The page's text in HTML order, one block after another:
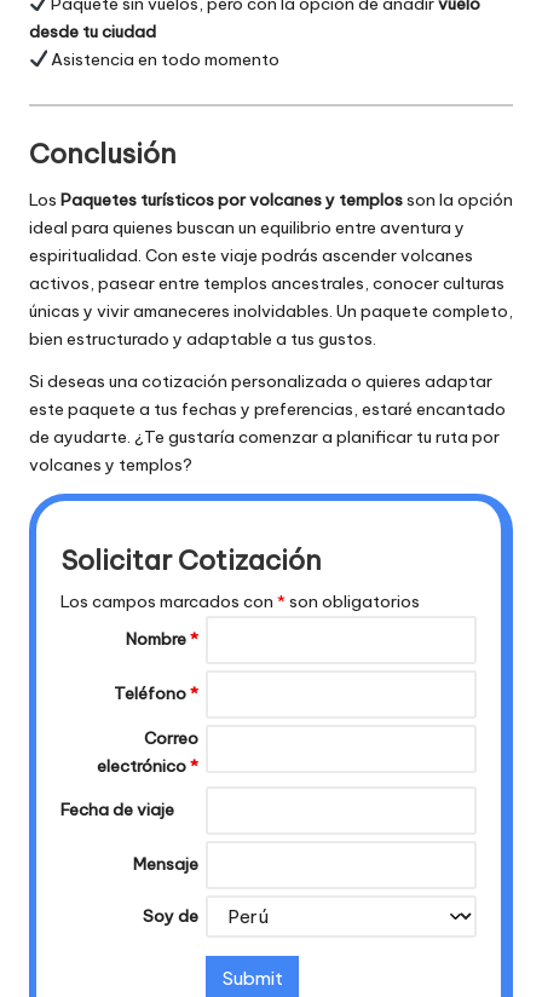
desde tu ciudad
Asistencia en todo momento
Conclusión
Los Paquetes turísticos por volcanes y templosson la opción
ideal para quienes buscan un equilibrio entre aventura y
espiritualidad. Con este viaje podrás ascender volcanes
activos, pasear entre templos ancestrales, conocer culturas
únicas y vivir amaneceres inolvidables. Un paquete completo,
bien estructurado y adaptable a tus gustos.
Si deseas una cotización personalizada o quieres adaptar
este paquete a tus fechas y preferencias, estaré encantado
de ayudarte. ¿Te gustaría comenzar a planificar tu ruta por
volcanes y templos?
Solicitar Cotización
Los campos marcados con *son obligatorios
Nombre*
Teléfono*
Correo
electrónico*
Fecha de viaje
Mensaje
Soy de